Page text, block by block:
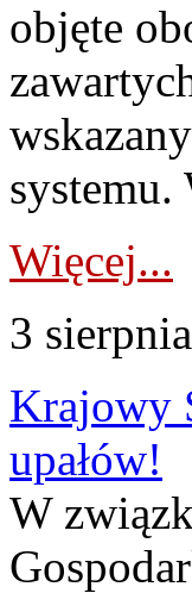
objęte
Więcej...
3
Krajowy
upałów!
W